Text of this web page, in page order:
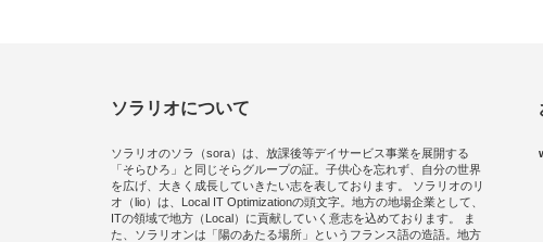
ソラリオについて
ソラリオのソラ（sora）は、放課後等デイサービス事業を展開する
「そらひろ」と同じそらグループの証。子供心を忘れず、自分の世界
を広げ、大きく成長していきたい志を表しております。 ソラリオのリ
オ（lio）は、Local IT Optimizationの頭文字。地方の地場企業として、
ITの領域で地方（Local）に貢献していく意志を込めております。 ま
た、ソラリオンは「陽のあたる場所」というフランス語の造語。地方